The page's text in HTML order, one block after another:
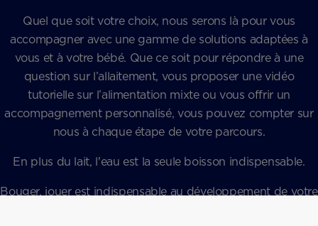
Quel que soit votre choix, nous serons là pour vous
accompagner avec une gamme de solutions adaptées à
vous et à votre bébé. Que ce soit pour répondre à une
question sur l’allaitement, vous proposer une vidéo
tutorielle sur l’alimentation mixte ou vous offrir un
accompagnement personnalisé, vous pouvez compter sur
nous à chaque étape de votre parcours.
En plus du lait, l'eau est la seule boisson indispensable.
Bouger, jouer est indispensable au développement de votre